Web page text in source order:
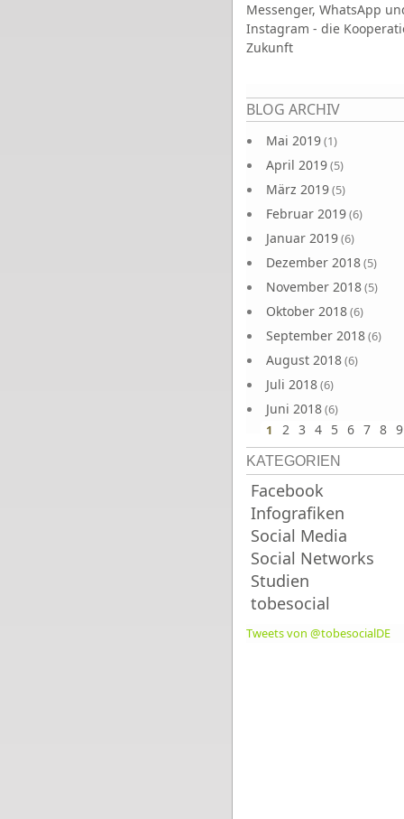
Messenger, WhatsApp
Instagram - die
Zukunft
BLOG ARCHIV
Mai 2019(1)
April 2019(5)
März 2019(5)
Februar 2019(6)
Januar 2019(6)
Dezember 2018(5)
November 2018(5)
Oktober 2018(6)
September 2018(6)
August 2018(6)
Juli 2018(6)
Juni 2018(6)
Seiten
1 2 3 4 5 6 7 8 9
KATEGORIEN
Facebook
Infografiken
Social Media
Social Networks
Studien
tobesocial
Tweets von @tobesocialDE